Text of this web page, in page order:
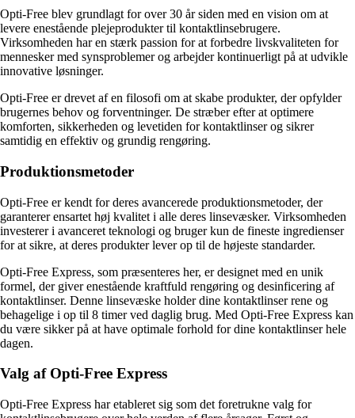
Opti-Free blev grundlagt for over 30 år siden med en vision om at
levere enestående plejeprodukter til kontaktlinsebrugere.
Virksomheden har en stærk passion for at forbedre livskvaliteten for
mennesker med synsproblemer og arbejder kontinuerligt på at udvikle
innovative løsninger.
Opti-Free er drevet af en filosofi om at skabe produkter, der opfylder
brugernes behov og forventninger. De stræber efter at optimere
komforten, sikkerheden og levetiden for kontaktlinser og sikrer
samtidig en effektiv og grundig rengøring.
Produktionsmetoder
Opti-Free er kendt for deres avancerede produktionsmetoder, der
garanterer ensartet høj kvalitet i alle deres linsevæsker. Virksomheden
investerer i avanceret teknologi og bruger kun de fineste ingredienser
for at sikre, at deres produkter lever op til de højeste standarder.
Opti-Free Express, som præsenteres her, er designet med en unik
formel, der giver enestående kraftfuld rengøring og desinficering af
kontaktlinser. Denne linsevæske holder dine kontaktlinser rene og
behagelige i op til 8 timer ved daglig brug. Med Opti-Free Express kan
du være sikker på at have optimale forhold for dine kontaktlinser hele
dagen.
Valg af Opti-Free Express
Opti-Free Express har etableret sig som det foretrukne valg for